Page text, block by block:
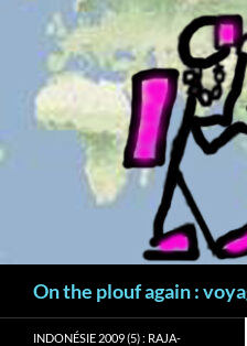
contenu
On the plouf again :
INDONÉSIE 2009 (5) : RAJA-